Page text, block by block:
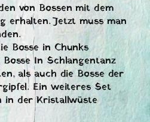
von Bossen mit dem
erhalten. Jetzt muss man
Bosse in Chunks
In Schlangentanz
als auch die Bosse der
Ein weiteres Set
in der Kristallwüste